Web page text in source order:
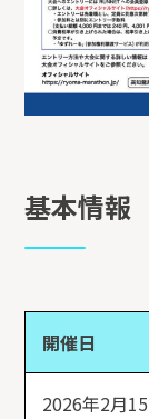
基本情報
開催日
2026年2月15